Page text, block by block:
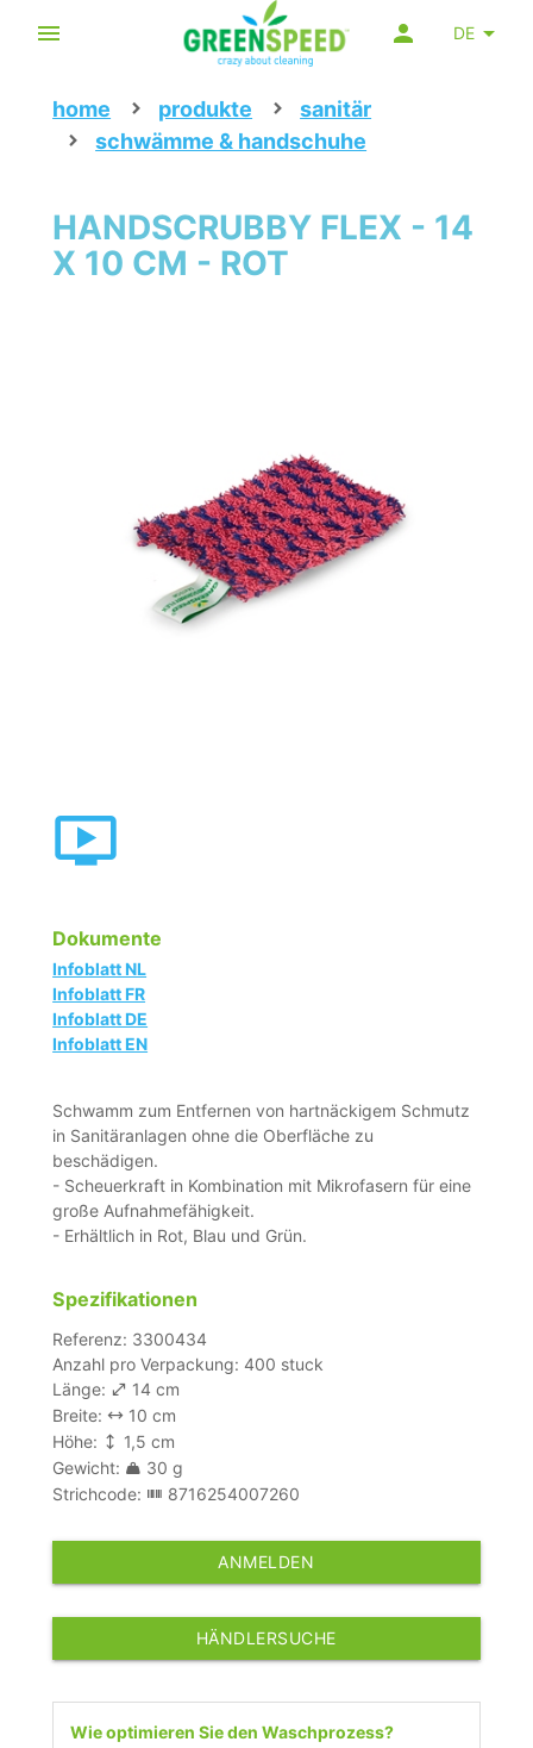
DE
home produkte
sanitär
schwämme & handschuhe
HANDSCRUBBY FLEX - 14
X 10 CM - ROT
Dokumente
Infoblatt NL
Infoblatt FR
Infoblatt DE
Infoblatt EN
Schwamm zum Entfernen von hartnäckigem Schmutz
in Sanitäranlagen ohne die Oberfläche zu
beschädigen.
- Scheuerkraft in Kombination mit Mikrofasern für eine
große Aufnahmefähigkeit.
- Erhältlich in Rot, Blau und Grün.
Spezifikationen
Referenz: 3300434
Anzahl pro Verpackung: 400 stuck
Länge:
14 cm
Breite:
10 cm
Höhe:
1,5 cm
Gewicht:
30 g
Strichcode:
8716254007260
ANMELDEN
HÄNDLERSUCHE
Wie optimieren Sie den Waschprozess?